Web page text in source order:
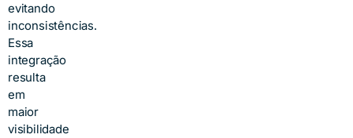
evitando
inconsistências.
Essa
integração
resulta
em
maior
visibilidade